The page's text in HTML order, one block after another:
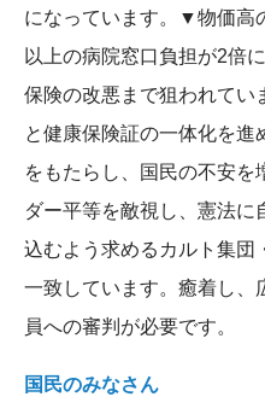
になっています。▼物価高
以上の病院窓口負担が2倍
保険の改悪まで狙われて
と健康保険証の一体化を進
をもたらし、国民の不安
ダー平等を敵視し、憲法に
込むよう求めるカルト集団
一致しています。癒着し、
員への審判が必要です。
国民のみなさん